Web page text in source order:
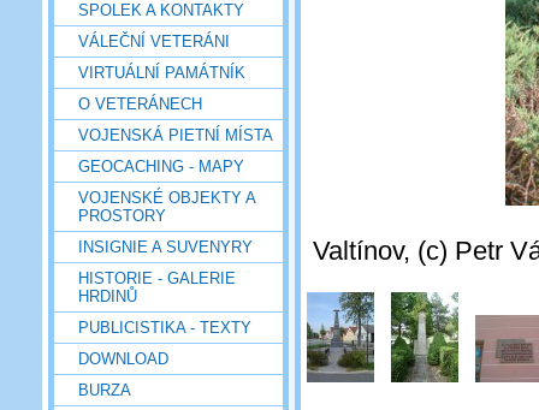
SPOLEK A KONTAKTY
VÁLEČNÍ VETERÁNI
VIRTUÁLNÍ PAMÁTNÍK
O VETERÁNECH
VOJENSKÁ PIETNÍ MÍSTA
GEOCACHING - MAPY
VOJENSKÉ OBJEKTY A
PROSTORY
INSIGNIE A SUVENYRY
HISTORIE - GALERIE
HRDINŮ
PUBLICISTIKA - TEXTY
DOWNLOAD
BURZA
Valtínov, (c) Petr